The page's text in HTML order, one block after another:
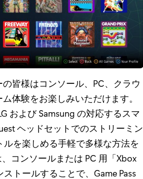
の皆様はコンソール、PC、クラウ
体験をお楽しみいただけます。
および Samsung の対応するスマ
ヘッドセットでのストリーミン
を楽しめる手軽で多様な方法を
コンソールまたは PC 用「Xbox
トールすることで、Game Pass